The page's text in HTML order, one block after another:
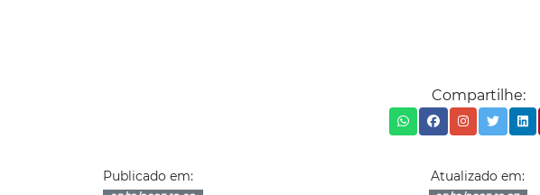
Compartilhe:
Publicado em: Atualizado em: